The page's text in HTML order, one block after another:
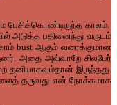
பேசிக்கொண்டிருந்த காலம்.
அடுத்த பதினைந்து வருடம்
bust ஆகும் வரைக்குமான
அதை அவ்வாறே சிலபேர்
இருந்தது.
தருவது என் நோக்கமாக